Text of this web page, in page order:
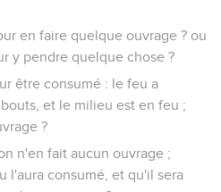
en faire quelque ouvrage ? ou
y pendre quelque chose ?
être consumé : le feu a
et le milieu est en feu ;
?
n'en fait aucun ouvrage ;
l'aura consumé, et qu'il sera